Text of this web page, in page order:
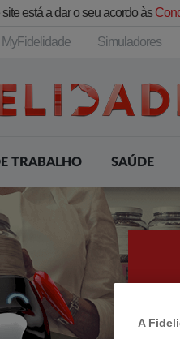
está a dar o seu acordo às
Simuladores
TRABALHO SAÚDE
A